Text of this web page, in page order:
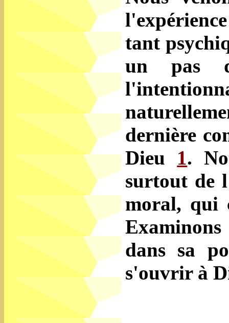
tant
un pas
dernière
Dieu 1.
surtout de
moral, qui
dans sa
s'ouvrir à